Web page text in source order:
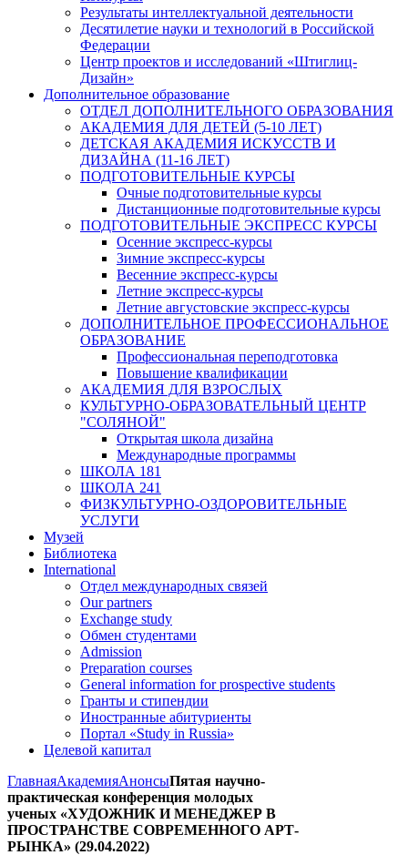
Результаты интеллектуальной деятельности
Десятилетие науки и технологий в Российской
Федерации
Центр проектов и исследований «Штиглиц-
Дизайн»
Дополнительное образование
ОТДЕЛ ДОПОЛНИТЕЛЬНОГО ОБРАЗОВАНИЯ
АКАДЕМИЯ ДЛЯ ДЕТЕЙ (5-10 ЛЕТ)
ДЕТСКАЯ АКАДЕМИЯ ИСКУССТВ И
ДИЗАЙНА (11-16 ЛЕТ)
ПОДГОТОВИТЕЛЬНЫЕ КУРСЫ
Очные подготовительные курсы
Дистанционные подготовительные курсы
ПОДГОТОВИТЕЛЬНЫЕ ЭКСПРЕСС КУРСЫ
Осенние экспресс-курсы
Зимние экспресс-курсы
Весенние экспресс-курсы
Летние экспресс-курсы
Летние августовские экспресс-курсы
ДОПОЛНИТЕЛЬНОЕ ПРОФЕССИОНАЛЬНОЕ
ОБРАЗОВАНИЕ
Профессиональная переподготовка
Повышение квалификации
АКАДЕМИЯ ДЛЯ ВЗРОСЛЫХ
КУЛЬТУРНО-ОБРАЗОВАТЕЛЬНЫЙ ЦЕНТР
"СОЛЯНОЙ"
Открытая школа дизайна
Международные программы
ШКОЛА 181
ШКОЛА 241
ФИЗКУЛЬТУРНО-ОЗДОРОВИТЕЛЬНЫЕ
УСЛУГИ
Музей
Библиотека
International
Отдел международных связей
Our partners
Exchange study
Обмен студентами
Admission
Preparation courses
General information for prospective students
Гранты и стипендии
Иностранные абитуриенты
Портал «Study in Russia»
Целевой капитал
ГлавнаяАкадемияАнонсыПятая научно-
практическая конференция молодых
ученых «ХУДОЖНИК И МЕНЕДЖЕР В
ПРОСТРАНСТВЕ СОВРЕМЕННОГО АРТ-
РЫНКА» (29.04.2022)